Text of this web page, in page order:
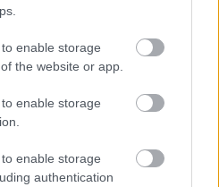
enable storage
the website or app.
enable storage
enable storage
authentication